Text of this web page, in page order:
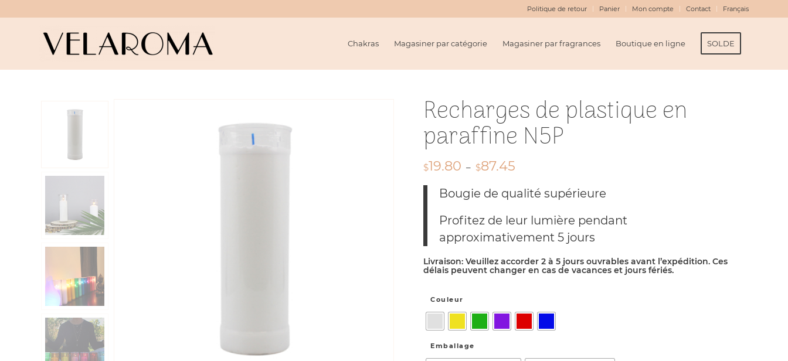
Politique de retour Panier Mon compte Contact Français
Chakras Magasiner par catégorie Magasiner par fragrances Boutique en ligne SOLDE
Recharges de plastique en
paraffine N5P
$19.80 – $87.45
prix :
à
$87.45
Bougie de qualité supérieure
Profitez de leur lumière pendant
approximativement 5 jours
Livraison: Veuillez accorder 2 à 5 jours ouvrables avant l’expédition. Ces
délais peuvent changer en cas de vacances et jours fériés.
Couleur
Emballage